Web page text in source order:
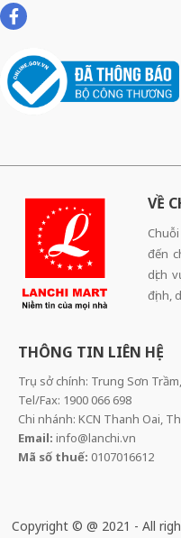
VỀ
đến
dịch
định,
THÔNG TIN LIÊN HỆ
Trụ sở chính: Trung Sơn
Tel/Fax: 1900 066 698
Chi nhánh: KCN Thanh Oai,
Email: info@lanchi.vn
Mã số thuế: 0107016612
Copyright © @ 2021 - All